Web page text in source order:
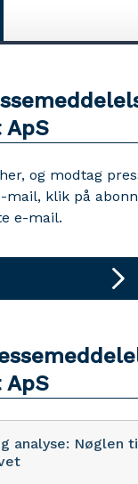
ApS
og modtag
mail, klik på
e-mail.
ApS
analyse: Nøglen